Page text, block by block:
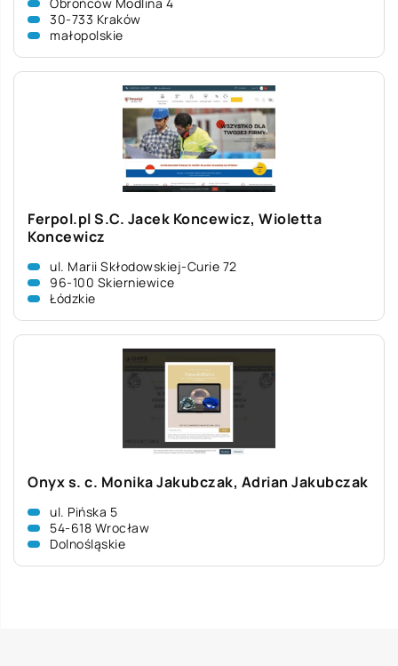
30-733 Kraków
małopolskie
Ferpol.pl S.C. Jacek Koncewicz, Wioletta
Koncewicz
ul. Marii Skłodowskiej-Curie 72
96-100 Skierniewice
Łódzkie
Onyx s. c. Monika Jakubczak, Adrian Jakubczak
ul. Pińska 5
54-618 Wrocław
Dolnośląskie